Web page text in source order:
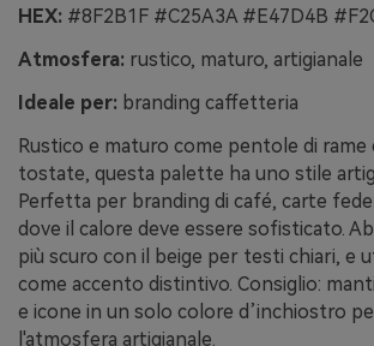
HEX: #8F2B1F #C25A3A #E47D4B
Atmosfera: rustico, maturo, artigianale
Ideale per: branding caffetteria
Rustico e maturo come pentole di rame
tostate, questa palette ha uno stile
Perfetta per branding di café, carte
dove il calore deve essere sofisticato.
più scuro con il beige per testi chiari, e
come accento distintivo. Consiglio:
e icone in un solo colore d’inchiostro
l'atmosfera artigianale.